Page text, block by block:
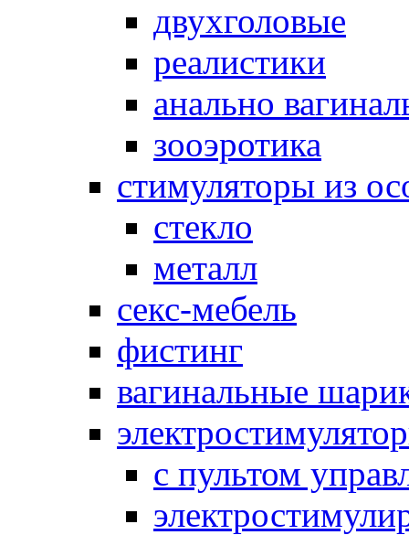
двухголовые
реалистики
анально
зооэротика
стимуляторы из
стекло
металл
секс-мебель
фистинг
вагинальные
с пультом